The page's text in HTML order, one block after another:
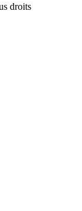
droits